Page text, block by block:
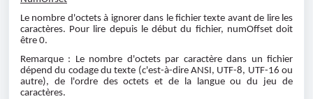
Le nombre d'octets à ignorer dans le fichier texte avant de lire les
caractères. Pour lire depuis le début du fichier, numOffset doit
être 0.
Remarque : Le nombre d'octets par caractère dans un fichier
dépend du codage du texte (c'est-à-dire ANSI, UTF-8, UTF-16 ou
autre), de l'ordre des octets et de la langue ou du jeu de
caractères.